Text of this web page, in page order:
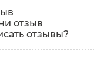
отзыв
отзывы?